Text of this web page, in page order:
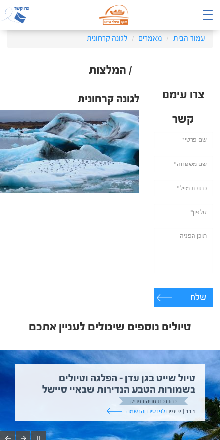
עמוד הבית מאמרים לגונה קרחונית
/ המלצות
צרו עימנו
קשר
שלח
לגונה קרחונית
טיולים נוספים שיכולים לעניין אתכם
טיול שייט בגן עדן – הפלגה וטיולים
בשמורות הטבע הנדירות שבאיי סיישל
בהדרכת טניה רמניק
11.4 | 9 ימים
לפרטים והרשמה